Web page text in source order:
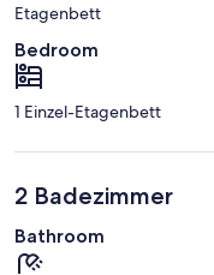
Etagenbett
Bedroom
1 Einzel-Etagenbett
2 Badezimmer
Bathroom